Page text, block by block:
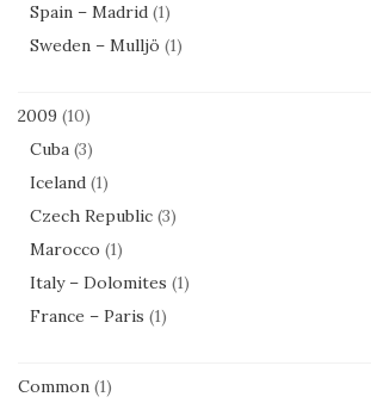
Spain – Madrid (1)
Sweden – Mulljö (1)
2009 (10)
Cuba (3)
Iceland (1)
Czech Republic (3)
Marocco (1)
Italy – Dolomites (1)
France – Paris (1)
Common (1)